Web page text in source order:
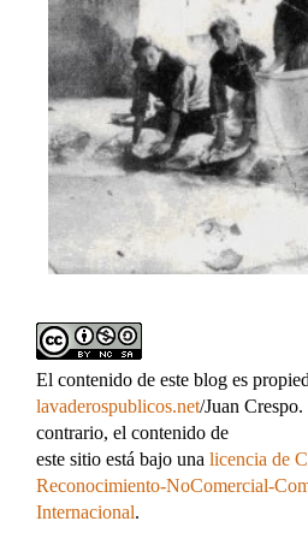
El contenido de este blog es
lavaderospublicos.net/Juan
contrario, el contenido de
este sitio está bajo una licencia de
Reconocimiento-NoComercial-
Internacional.